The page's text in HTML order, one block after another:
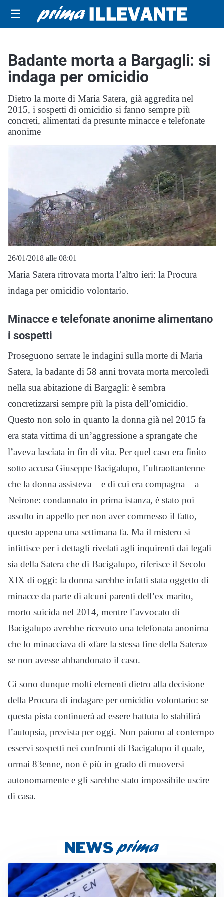
☰
Badante morta a Bargagli: si
indaga per omicidio
Dietro la morte di Maria Satera, già aggredita nel
2015, i sospetti di omicidio si fanno sempre più
concreti, alimentati da presunte minacce e telefonate
anonime
26/01/2018 alle 08:01
Maria Satera ritrovata morta l’altro ieri: la Procura
indaga per omicidio volontario.
Minacce e telefonate anonime alimentano
i sospetti
Proseguono serrate le indagini sulla morte di Maria
Satera, la badante di 58 anni trovata morta mercoledì
nella sua abitazione di Bargagli: è sembra
concretizzarsi sempre più la pista dell’omicidio.
Questo non solo in quanto la donna già nel 2015 fa
era stata vittima di un’aggressione a sprangate che
l’aveva lasciata in fin di vita. Per quel caso era finito
sotto accusa Giuseppe Bacigalupo, l’ultraottantenne
che la donna assisteva – e di cui era compagna – a
Neirone: condannato in prima istanza, è stato poi
assolto in appello per non aver commesso il fatto,
questo appena una settimana fa. Ma il mistero si
infittisce per i dettagli rivelati agli inquirenti dai legali
sia della Satera che di Bacigalupo, riferisce il Secolo
XIX di oggi: la donna sarebbe infatti stata oggetto di
minacce da parte di alcuni parenti dell’ex marito,
morto suicida nel 2014, mentre l’avvocato di
Bacigalupo avrebbe ricevuto una telefonata anonima
che lo minacciava di «fare la stessa fine della Satera»
se non avesse abbandonato il caso.
Ci sono dunque molti elementi dietro alla decisione
della Procura di indagare per omicidio volontario: se
questa pista continuerà ad essere battuta lo stabilirà
l’autopsia, prevista per oggi. Non paiono al contempo
esservi sospetti nei confronti di Bacigalupo il quale,
ormai 83enne, non è più in grado di muoversi
autonomamente e gli sarebbe stato impossibile uscire
di casa.